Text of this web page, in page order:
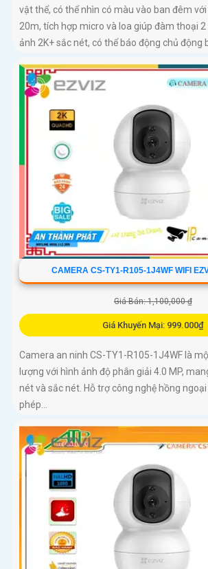
vật thể, có thể nhìn có màu vào ban đêm
20m, tích hợp micro và loa giúp đàm thoại 2
ảnh 2K+ sắc nét, có thể báo động chủ động
CAMERA CS-TY1-R105-1J4WF WIFI
Giá Bán: 1,100,000 ₫
Giá Khuyến Mại: 999.000₫
Camera an ninh CS-TY1-R105-1J4WF là
lượng với hình ảnh độ phân giải 4.0 MP,
nét và sắc nét. Hỗ trợ công nghệ hồng
phép...